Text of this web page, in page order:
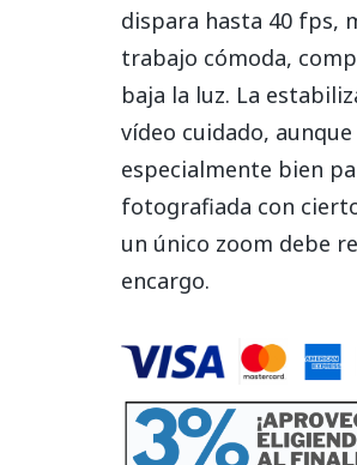
dispara hasta 40 fps,
trabajo cómoda,
baja la luz. La
vídeo cuidado,
especialmente bien
fotografiada con
un único zoom debe
encargo.